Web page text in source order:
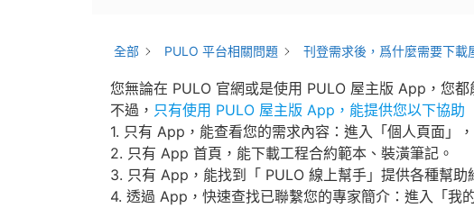
全部 PULO 平台相關問題 刊登需求後，爲什麼需要下載
您無論在 PULO 官網或是使用 PULO 屋主版 App，您都
不過， 只有使用 PULO 屋主版 App，能提供您以下協助
1. 只有 App，能查看您的需求內容：進入「個人頁面」
2. 只有 App 首頁，能下載工程合約範本、裝潢筆記。
3. 只有 App，能找到「 PULO 線上幫手」提供各種幫助
4. 透過 App，快速查找已聯繫您的專家簡介：進入「我